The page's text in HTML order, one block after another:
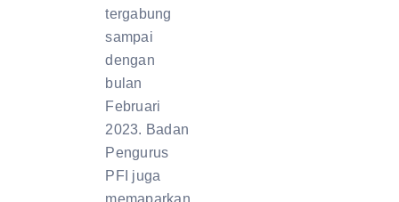
tergabung
sampai
dengan
bulan
Februari
2023. Badan
Pengurus
PFI juga